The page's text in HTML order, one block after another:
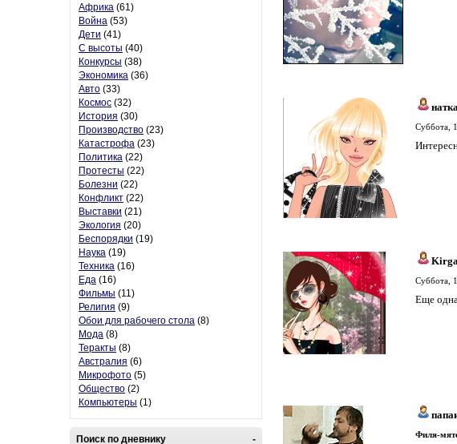
Африка (61)
Война (53)
Дети (41)
С высоты (40)
Конкурсы (38)
Экономика (36)
Авто (33)
Космос (32)
История (30)
Производство (23)
Катастрофа (23)
Политика (22)
Протесты (22)
Болезни (22)
Конфликт (22)
Выставки (21)
Экология (20)
Беспорядки (19)
Наука (19)
Техника (16)
Еда (16)
Фильмы (11)
Религия (9)
Обои для рабочего стола (8)
Мода (8)
Теракты (8)
Австралия (6)
Микрофото (5)
Общество (2)
Компьютеры (1)
-
Поиск по дневнику
Суббота,
Суббота,
Еще
Филя-